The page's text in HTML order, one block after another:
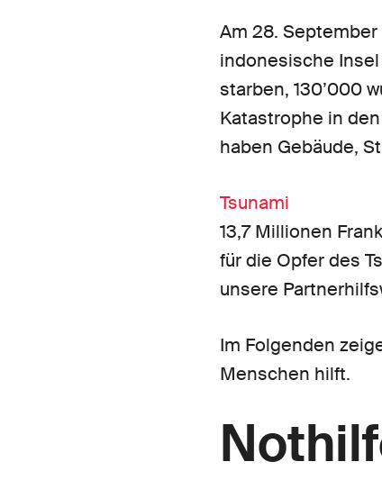
Am 28.
indonesische
starben, 130’000
Katastrophe in
haben Gebäude,
Tsunami
13,7 Millionen
für die Opfer des
unsere
Im Folgenden
Menschen hilft.